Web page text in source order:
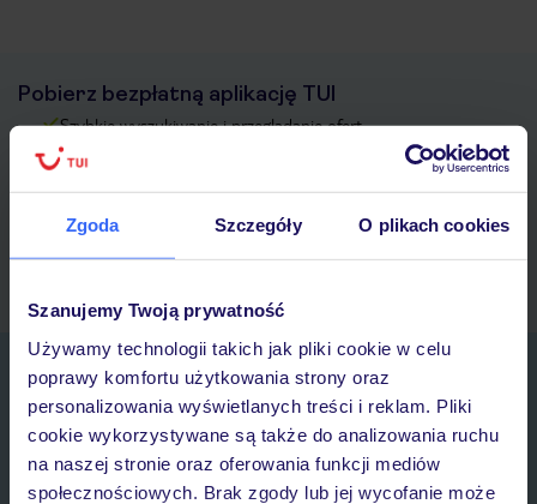
Zgoda Szczegóły O plikach cookies
Szanujemy Twoją prywatność
Używamy technologii takich jak pliki cookie w celu
poprawy komfortu użytkowania strony oraz
personalizowania wyświetlanych treści i reklam. Pliki
cookie wykorzystywane są także do analizowania ruchu
na naszej stronie oraz oferowania funkcji mediów
społecznościowych. Brak zgody lub jej wycofanie może
Pobierz bezpłatną aplikację TUI
Szybkie wyszukiwanie i przeglądanie ofert
Lista ulubionych ofert i możliwość ich udostępniania
myTUI
Zapisz się do newslettera
IMIĘ*
E-MAIL*